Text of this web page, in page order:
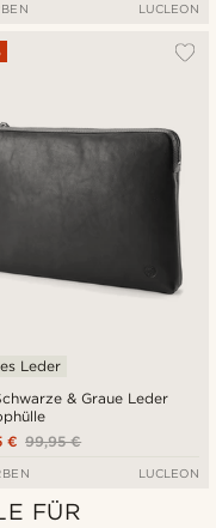
LUCLEON
& Graue Leder
Leder
99,95 €
€
LUCLEON
FÜR